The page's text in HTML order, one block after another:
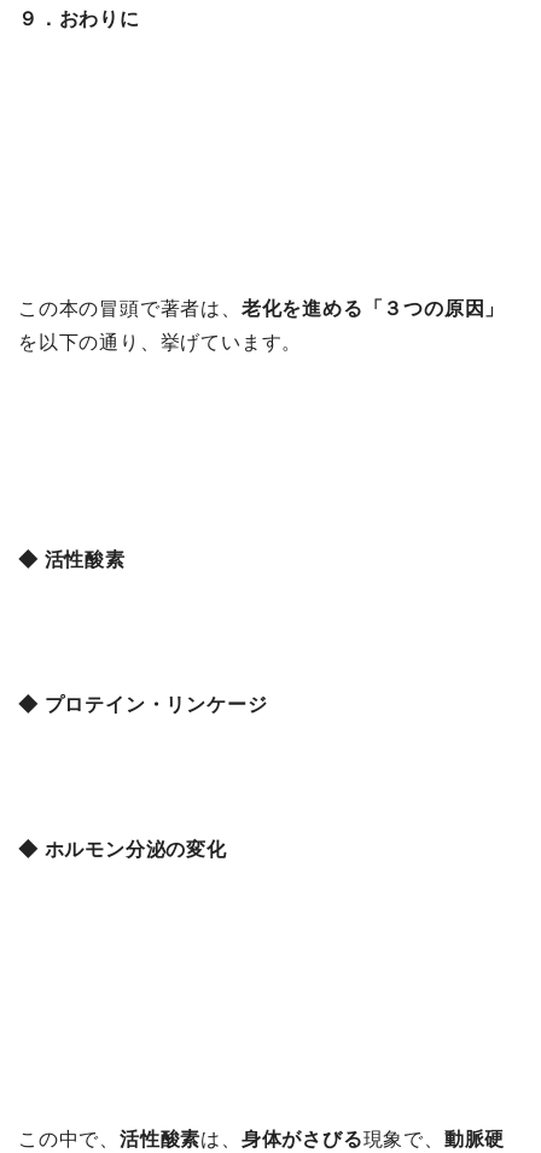
９．おわりに
この本の冒頭で著者は、 老化を進める「３つの原因」
を以下の通り、挙げています。
◆ 活性酸素
◆ プロテイン・リンケージ
◆ ホルモン分泌の変化
この中で、 活性酸素は、 身体がさびる現象で、 動脈硬